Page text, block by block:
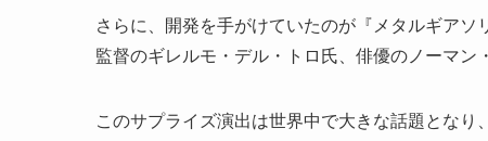
さらに、開発を手がけていたのが『メタルギア
監督のギレルモ・デル・トロ氏、俳優のノーマン
このサプライズ演出は世界中で大きな話題となり